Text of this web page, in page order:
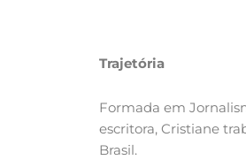
Trajetória
Formada em
escritora, Cristiane
Brasil.